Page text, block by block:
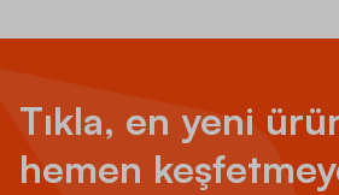
Tıkla, en yeni
hemen